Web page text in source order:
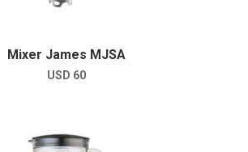
Mixer James MJSA
USD 60